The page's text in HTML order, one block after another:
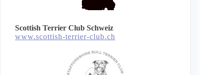
Scottish Terrier Club Schweiz
www.scottish-terrier-club.ch